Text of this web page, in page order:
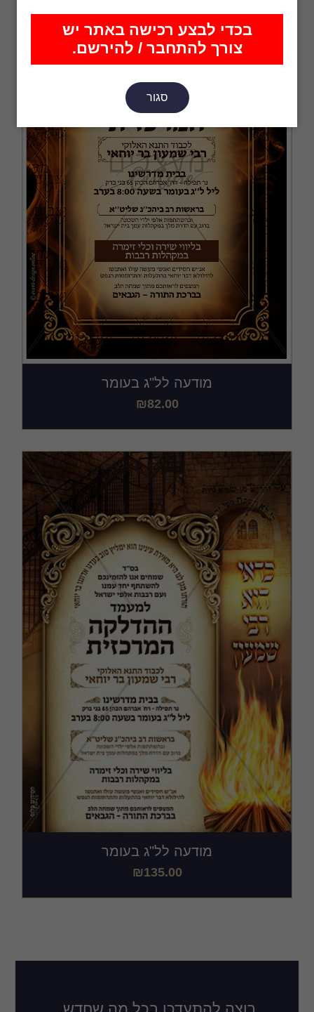
בכדי לבצע רכישה באתר יש
צורך להתחבר / להירשם.
סגור
מודעה לל"ג בעומר
₪82.00
מודעה לל"ג בעומר
₪135.00